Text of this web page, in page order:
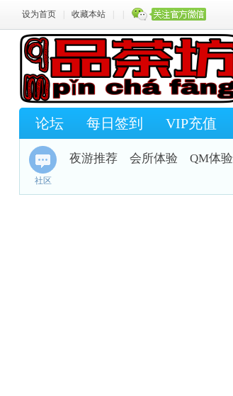
设为首页 收藏本站
论坛 每日签到 VIP充值
社区
夜游推荐 会所体验 QM体验